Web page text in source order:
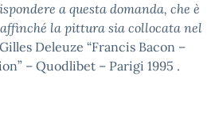
a questa domanda, che è
la pittura sia collocata nel
Gilles Deleuze “Francis Bacon –
– Quodlibet – Parigi 1995 .